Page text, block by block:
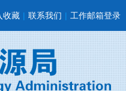
收藏 | 联系我们 | 工作邮箱登录